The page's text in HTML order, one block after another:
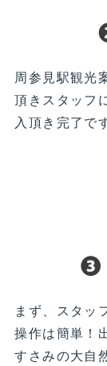
周参見駅観光
頂きスタッフ
入頂き完了で
まず、スタッ
操作は簡単！
すさみの大自